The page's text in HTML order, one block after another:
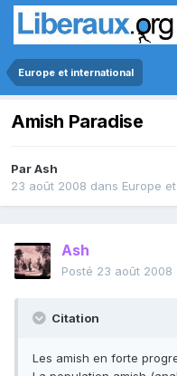
Europe et international
Amish Paradise
ParAsh
23 août 2008 dans Europe
Ash
Posté 23 août 2008
Citation
Les amish en forte